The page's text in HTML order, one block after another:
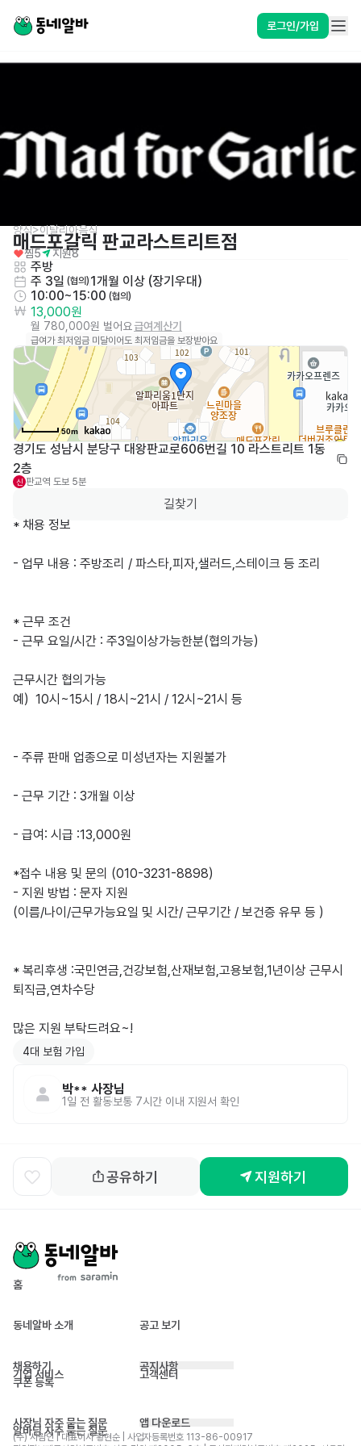
로그인/가입
양식>이탈리아음식
매드포갈릭 판교라스트리트점
찜5 지원8
주방
주 3일 (협의) 1개월 이상 (장기우대)
10:00~15:00 (협의)
13,000원
월 780,000원 벌어요급여계산기
급여가 최저임금 미달이어도 최저임금을 보장받아요
50m
경기도 성남시 분당구 대왕판교로606번길 10 라스트리트 1동
2층
신 판교역 도보 5분
길찾기
* 채용 정보
- 업무 내용 : 주방조리 / 파스타,피자,샐러드,스테이크 등 조리
* 근무 조건
- 근무 요일/시간 : 주3일이상가능한분(협의가능)
근무시간 협의가능
예)  10시~15시 / 18시~21시 / 12시~21시 등
- 주류 판매 업종으로 미성년자는 지원불가
- 근무 기간 : 3개월 이상
- 급여: 시급 :13,000원
*접수 내용 및 문의 (010-3231-8898)
- 지원 방법 : 문자 지원
(이름/나이/근무가능요일 및 시간/ 근무기간 / 보건증 유무 등 )
* 복리후생 :국민연금,건강보험,산재보험,고용보험,1년이상 근무시
퇴직금,연차수당
많은 지원 부탁드려요~!
4대 보험 가입
박** 사장님
1일 전 활동 보통 7시간 이내 지원서 확인
공유하기 지원하기
홈
동네알바 소개 공고 보기
채용하기
기업 서비스
쿠폰 등록
공지사항
고객센터
사장님 자주 묻는 질문
알바님 자주 묻는 질문
앱 다운로드
(주) 사람인 | 대표이사 황현순 | 사업자등록번호 113-86-00917